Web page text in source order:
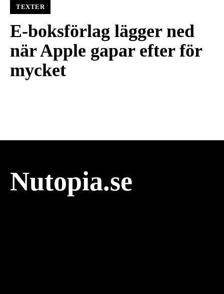
TEXTER
E-boksförlag lägger ned
när Apple gapar efter för
mycket
Nutopia.se